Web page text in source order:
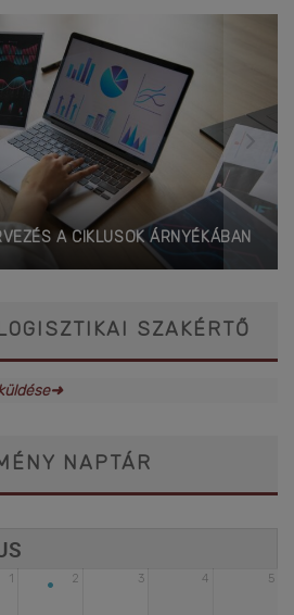
A CIKLUSOK ÁRNYÉKÁBAN
SZAKÉRTŐ
NAPTÁR
1 2
• 3 4 5